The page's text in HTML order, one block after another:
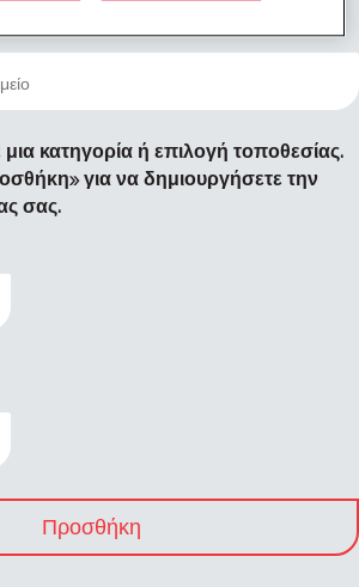
κατηγορία ή επιλογή τοποθεσίας.
για να δημιουργήσετε την
σας.
Προσθήκη